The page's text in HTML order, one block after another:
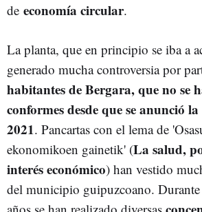
de economía circular.
La planta, que en principio se iba a
generado mucha controversia por
habitantes de Bergara, que no se
conformes desde que se anunció
2021. Pancartas con el lema de
ekonomikoen gainetik' (La salud,
interés económico) han vestido
del municipio guipuzcoano. Durante